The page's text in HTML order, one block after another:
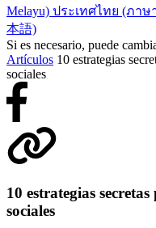
Melayu) ประเทศไทย (ภาษ
本語)
Si es necesario, puede
Artículos 10 estrategias
sociales
10 estrategias
sociales